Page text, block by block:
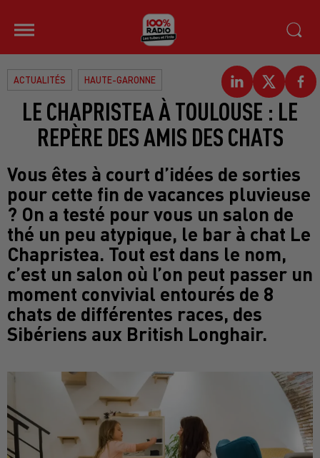
ACTUALITÉS HAUTE-GARONNE
LE CHAPRISTEA À TOULOUSE : LE
REPÈRE DES AMIS DES CHATS
Vous êtes à court d’idées de sorties
pour cette fin de vacances pluvieuse
? On a testé pour vous un salon de
thé un peu atypique, le bar à chat Le
Chapristea. Tout est dans le nom,
c’est un salon où l’on peut passer un
moment convivial entourés de 8
chats de différentes races, des
Sibériens aux British Longhair.